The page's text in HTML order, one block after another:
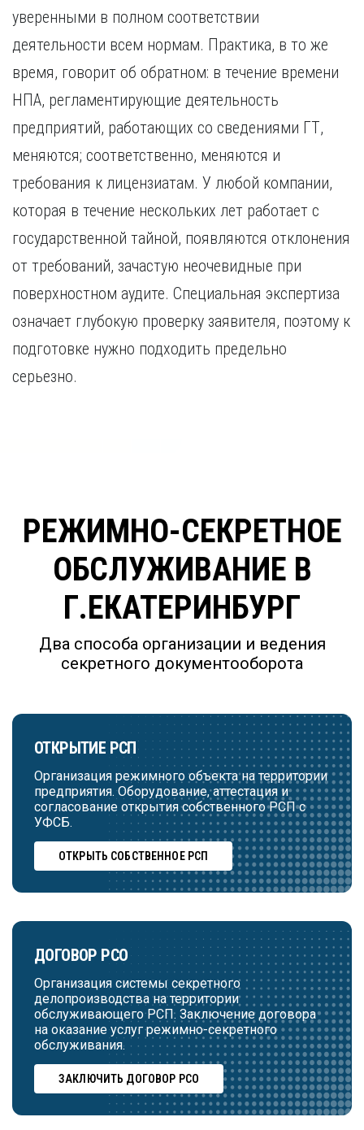
уверенными в полном соответствии
деятельности всем нормам. Практика, в то же
время, говорит об обратном: в течение времени
НПА, регламентирующие деятельность
предприятий, работающих со сведениями ГТ,
меняются; соответственно, меняются и
требования к лицензиатам. У любой компании,
которая в течение нескольких лет работает с
государственной тайной, появляются отклонения
от требований, зачастую неочевидные при
поверхностном аудите. Специальная экспертиза
означает глубокую проверку заявителя, поэтому к
подготовке нужно подходить предельно
серьезно.
РЕЖИМНО-СЕКРЕТНОЕ
ОБСЛУЖИВАНИЕ В
Г.ЕКАТЕРИНБУРГ
Два способа организации и ведения
секретного документооборота
ОТКРЫТИЕ РСП
Организация режимного объекта на территории
предприятия. Оборудование, аттестация и
согласование открытия собственного РСП с
УФСБ.
ОТКРЫТЬ СОБСТВЕННОЕ РСП
ДОГОВОР РСО
Организация системы секретного
делопроизводства на территории
обслуживающего РСП. Заключение договора
на оказание услуг режимно-секретного
обслуживания.
ЗАКЛЮЧИТЬ ДОГОВОР РСО